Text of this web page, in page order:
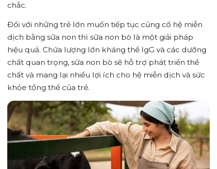
chắc.
Đối với những trẻ lớn muốn tiếp tục củng cố hệ miễn
dịch bằng sữa non thì sữa non bò là một giải pháp
hiệu quả. Chứa lượng lớn kháng thể IgG và các dưỡng
chất quan trọng, sữa non bò sẽ hỗ trợ phát triển thể
chất và mang lại nhiều lợi ích cho hệ miễn dịch và sức
khỏe tổng thể của trẻ.